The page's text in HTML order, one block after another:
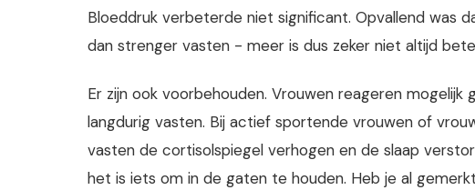
Bloeddruk verbeterde niet significant. Opvallend
dan strenger vasten - meer is dus zeker niet altijd
Er zijn ook voorbehouden. Vrouwen reageren
langdurig vasten. Bij actief sportende vrouwen of
vasten de cortisolspiegel verhogen en de slaap
het is iets om in de gaten te houden. Heb je al